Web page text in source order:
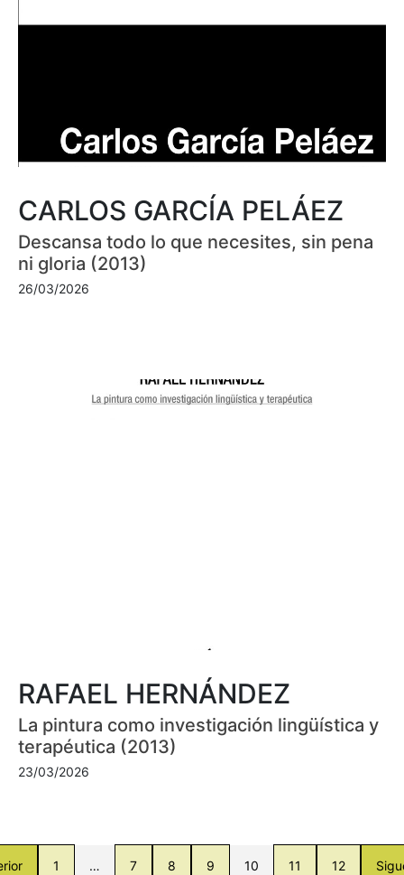
CARLOS GARCÍA PELÁEZ
Descansa todo lo que necesites, sin pena
ni gloria (2013)
26/03/2026
RAFAEL HERNÁNDEZ
La pintura como investigación lingüística y
terapéutica (2013)
23/03/2026
1 … 7 8 9 10 11 12